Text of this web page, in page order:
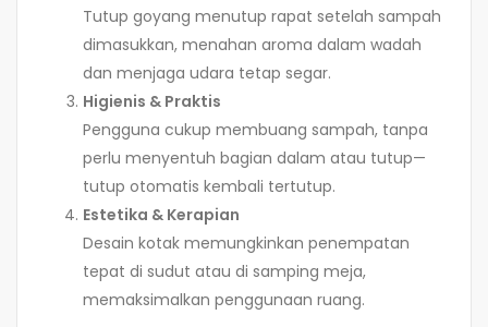
Tutup goyang menutup rapat setelah sampah
dimasukkan, menahan aroma dalam wadah
dan menjaga udara tetap segar.
Higienis & Praktis
Pengguna cukup membuang sampah, tanpa
perlu menyentuh bagian dalam atau tutup—
tutup otomatis kembali tertutup.
Estetika & Kerapian
Desain kotak memungkinkan penempatan
tepat di sudut atau di samping meja,
memaksimalkan penggunaan ruang.